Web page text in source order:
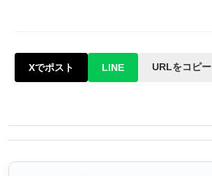
Xでポスト LINE URLをコピー